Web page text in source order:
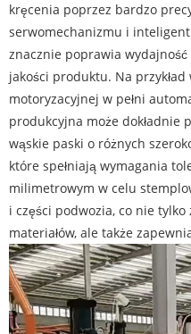
kręcenia poprzez bardzo
serwomechanizmu i
znacznie poprawia
jakości produktu. Na
motoryzacyjnej w pełni
produkcyjna może dokładnie
wąskie paski o różnych
które spełniają wymagania
milimetrowym w celu
i części podwozia, co nie
materiałów, ale także